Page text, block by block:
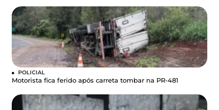
POLICIAL
Motorista fica ferido após carreta tombar na PR-481